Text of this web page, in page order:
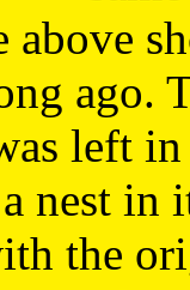
above
ago.
left
nest in
the